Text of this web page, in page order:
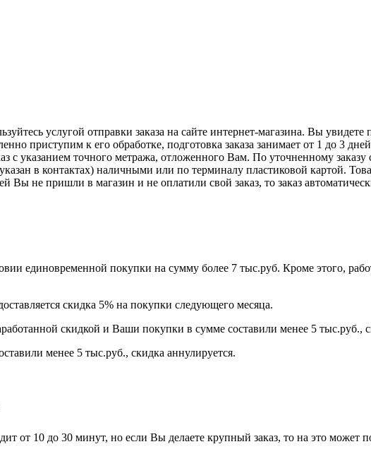
услугой отправки заказа на сайте интернет-магазина. Вы увидете
приступим к его обработке, подготовка заказа занимает от 1 до 3
с указанием точного метража, отложенного Вам. По уточненному
в контактах) наличными или по терминалу пластиковой картой.
Вы не пришли в магазин и не оплатили свой заказ, то заказ
единовременной покупки на сумму более 7 тыс.руб. Кроме этого,
скидка 5% на покупки следующего месяца.
скидкой и Ваши покупки в сумме составили менее 5 тыс.руб.,
менее 5 тыс.руб., скидка аннулируется.
от 10 до 30 минут, но если Вы делаете крупный заказ, то на это может